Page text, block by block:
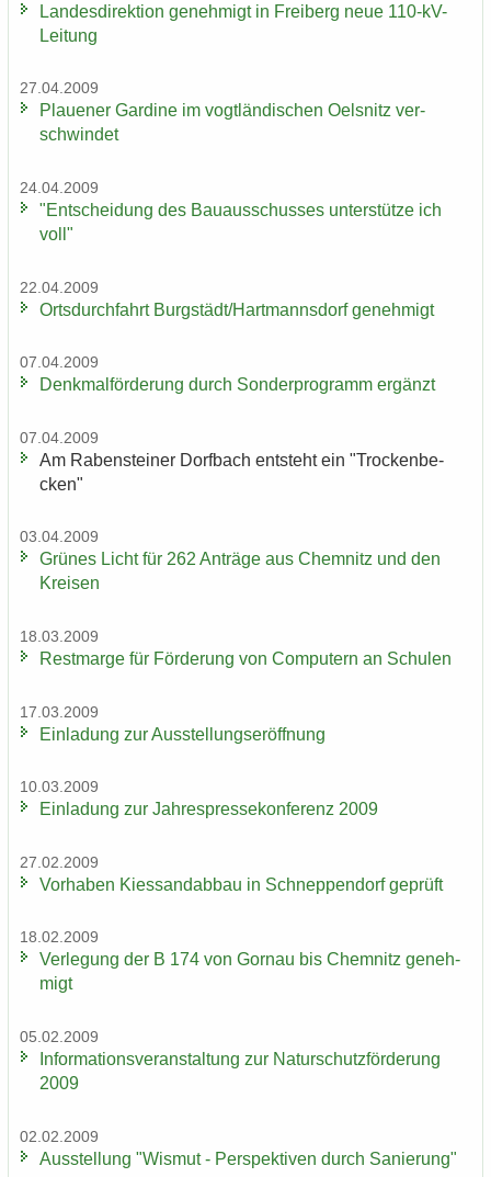
Lan­des­di­rek­ti­on ge­neh­migt in Frei­berg neue 110-​kV-
Leitung
27.04.2009
Plaue­ner Gar­di­ne im vogt­län­di­schen Oels­nitz ver­
schwin­det
24.04.2009
"Ent­schei­dung des Bau­aus­schus­ses un­ter­stüt­ze ich
voll"
22.04.2009
Orts­durch­fahrt Burg­städt/Hart­manns­dorf ge­neh­migt
07.04.2009
Denk­mal­för­de­rung durch Son­der­pro­gramm er­gänzt
07.04.2009
Am Ra­ben­stei­ner Dorf­bach ent­steht ein "Tro­cken­be­
cken"
03.04.2009
Grü­nes Licht für 262 An­trä­ge aus Chem­nitz und den
Krei­sen
18.03.2009
Rest­mar­ge für För­de­rung von Com­pu­tern an Schu­len
17.03.2009
Ein­la­dung zur Aus­stel­lungs­er­öff­nung
10.03.2009
Ein­la­dung zur Jah­res­pres­se­kon­fe­renz 2009
27.02.2009
Vor­ha­ben Kies­sand­ab­bau in Schnep­pen­dorf ge­prüft
18.02.2009
Ver­le­gung der B 174 von Gorn­au bis Chem­nitz ge­neh­
migt
05.02.2009
In­for­ma­ti­ons­ver­an­stal­tung zur Na­tur­schutz­för­de­rung
2009
02.02.2009
Aus­stel­lung "Wis­mut - Per­spek­ti­ven durch Sa­nie­rung"